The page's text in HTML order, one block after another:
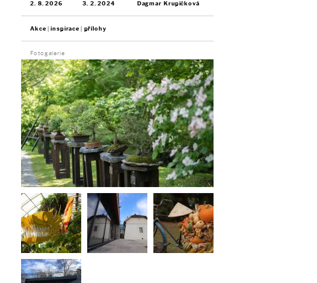
2. 8. 2026
3. 2. 2024
Dagmar Krupičková
Akce inspirace přílohy
Fotogalerie